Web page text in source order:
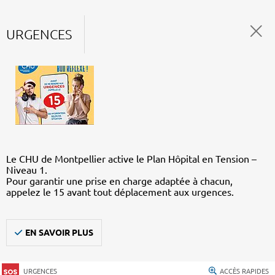
URGENCES
Le CHU de Montpellier active le Plan Hôpital en Tension –
Niveau 1.
Pour garantir une prise en charge adaptée à chacun,
appelez le 15 avant tout déplacement aux urgences.
EN SAVOIR PLUS
URGENCES ACCÈS RAPIDES